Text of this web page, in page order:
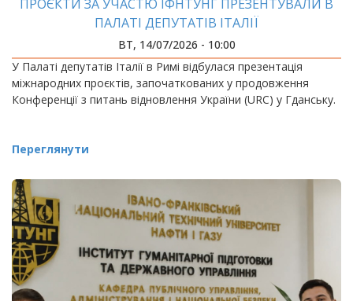
ПРОЄКТИ ЗА УЧАСТЮ ІФНТУНГ ПРЕЗЕНТУВАЛИ В
ПАЛАТІ ДЕПУТАТІВ ІТАЛІЇ
ВТ, 14/07/2026 - 10:00
У Палаті депутатів Італії в Римі відбулася презентація
міжнародних проєктів, започаткованих у продовження
Конференції з питань відновлення України (URC) у Гданську.
Переглянути